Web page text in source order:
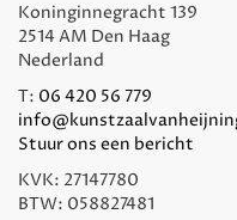
Koninginnegracht 139
2514 AM Den Haag
Nederland
T: 06 420 56 779
Stuur ons een bericht
KVK: 27147780
BTW: 058827481